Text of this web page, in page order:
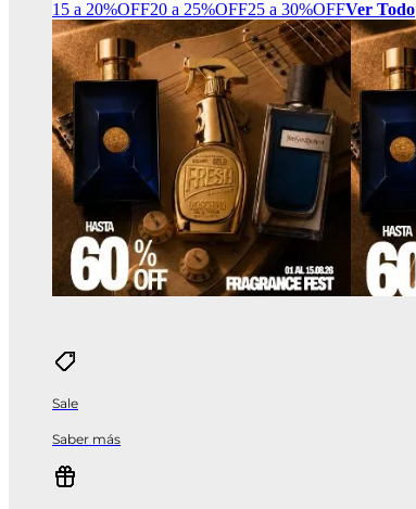
15 a 20%OFF20 a 25%OFF25 a 30%OFFVer Todo
Sale
Saber más